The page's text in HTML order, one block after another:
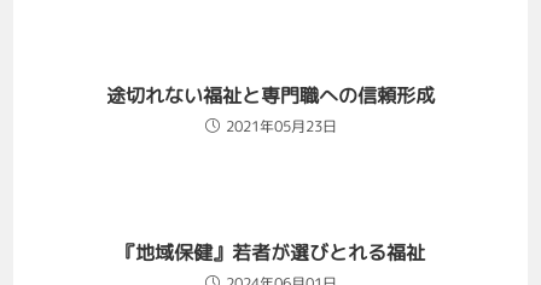
途切れない福祉と専門職への信頼形成
2021年05月23日
『地域保健』若者が選びとれる福祉